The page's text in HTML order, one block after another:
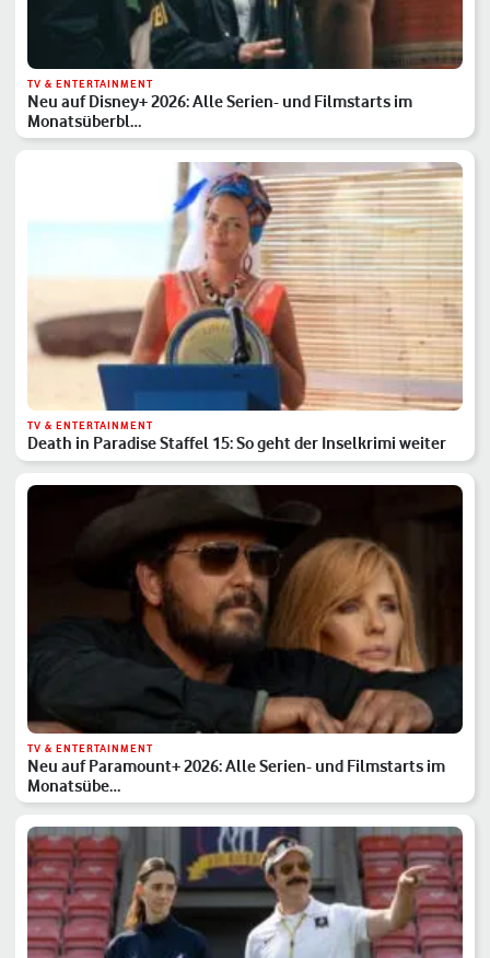
TV & ENTERTAINMENT
Neu auf Disney+ 2026: Alle Serien- und Filmstarts im
Monatsüberbl…
TV & ENTERTAINMENT
Death in Paradise Staffel 15: So geht der Inselkrimi weiter
TV & ENTERTAINMENT
Neu auf Paramount+ 2026: Alle Serien- und Filmstarts im
Monatsübe…